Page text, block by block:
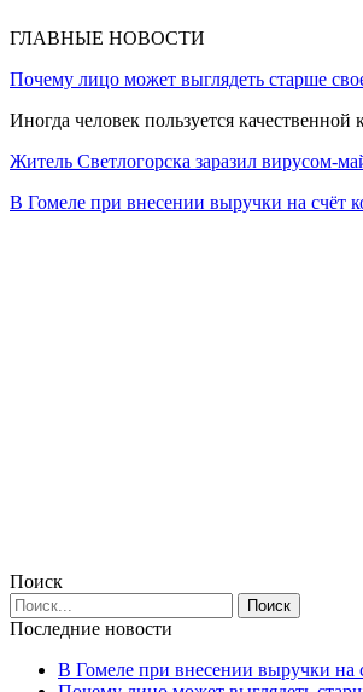
ГЛАВНЫЕ НОВОСТИ
Почему лицо может выглядеть старше
Иногда человек пользуется
Житель Светлогорска заразил вирусом-
В Гомеле при внесении выручки на
Поиск
Последние новости
В Гомеле при внесении выручки на